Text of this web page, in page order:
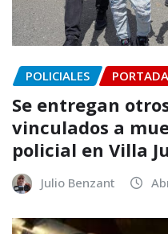
POLICIALES PORTADA
Se entregan
vinculados a
policial en Villa
Julio Benzant